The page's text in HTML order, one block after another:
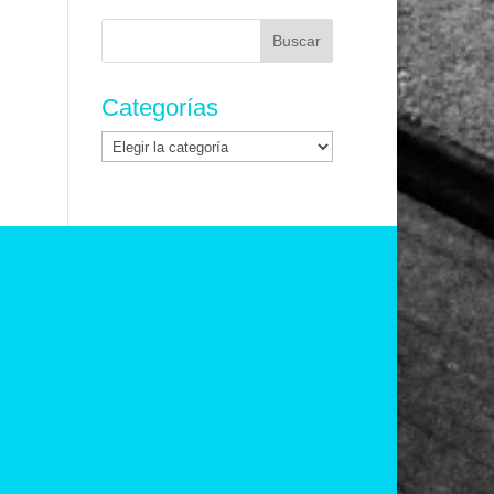
Buscar:
Categorías
Categorías